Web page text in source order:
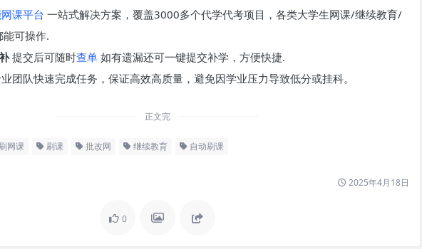
课平台 一站式解决方案，覆盖3000多个代学代考项目，各类大学生网课/继续教育/
可操作.
提交后可随时查单 如有遗漏还可一键提交补学，方便快捷.
团队快速完成任务，保证高效高质量，避免因学业压力导致低分或挂科。
正文完
刷网课 刷课 批改网 继续教育 自动刷课
2025年4月18日
0